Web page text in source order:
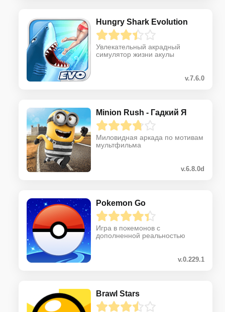
Hungry Shark Evolution
Увлекательный акрадный
симулятор жизни акулы
v.7.6.0
Minion Rush - Гадкий Я
Миловидная аркада по мотивам
мультфильма
v.6.8.0d
Pokemon Go
Игра в покемонов с
дополненной реальностью
v.0.229.1
Brawl Stars